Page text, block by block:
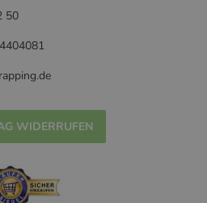
50
WIDERRUFEN